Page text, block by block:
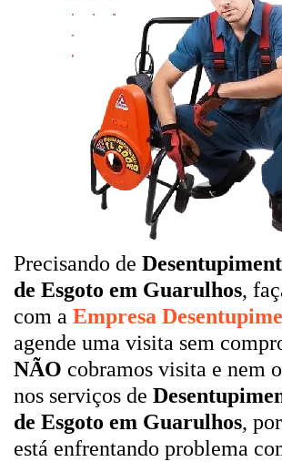
Precisando de
de Esgoto em Guarulhos,
com a Empresa
agende uma visita sem
NÃO cobramos visita e nem
nos serviços de
de Esgoto em Guarulhos,
está enfrentando problema